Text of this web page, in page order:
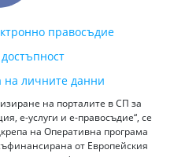
правосъдие
на личните данни
на порталите в СП за
е-услуги и е-правосъдие“, се
на Оперативна програма
от Европейския